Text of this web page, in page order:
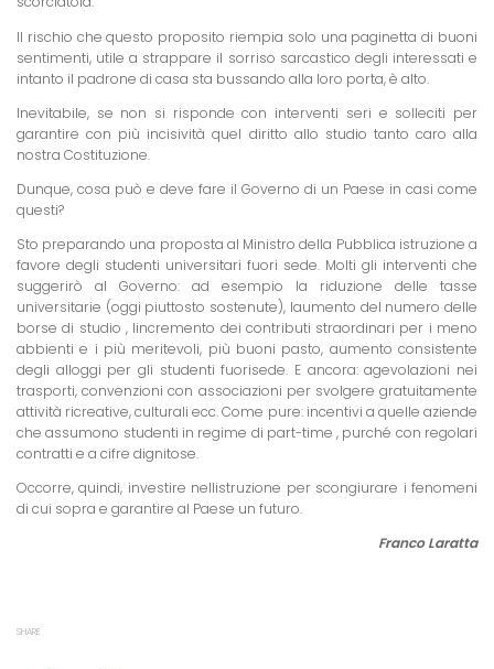
Il rischio che questo proposito riempia solo una paginetta di buoni
sentimenti, utile a strappare il sorriso sarcastico degli interessati e
intanto il padrone di casa sta bussando alla loro porta, è alto.
Inevitabile, se non si risponde con interventi seri e solleciti per
garantire con più incisività quel diritto allo studio tanto caro alla
nostra Costituzione.
Dunque, cosa può e deve fare il Governo di un Paese in casi come
questi?
Sto preparando una proposta al Ministro della Pubblica istruzione a
favore degli studenti universitari fuori sede. Molti gli interventi che
suggerirò al Governo: ad esempio la riduzione delle tasse
universitarie (oggi piuttosto sostenute), laumento del numero delle
borse di studio , lincremento dei contributi straordinari per i meno
abbienti e i più meritevoli, più buoni pasto, aumento consistente
degli alloggi per gli studenti fuorisede. E ancora: agevolazioni nei
trasporti, convenzioni con associazioni per svolgere gratuitamente
attività ricreative, culturali ecc. Come pure: incentivi a quelle aziende
che assumono studenti in regime di part-time , purché con regolari
contratti e a cifre dignitose.
Occorre, quindi, investire nellistruzione per scongiurare i fenomeni
di cui sopra e garantire al Paese un futuro.
Franco Laratta
SHARE